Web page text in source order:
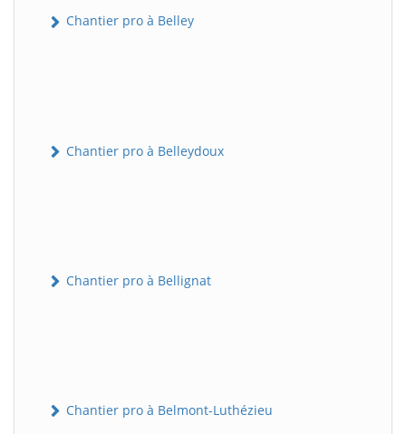
Chantier pro à Belley
Chantier pro à Belleydoux
Chantier pro à Bellignat
Chantier pro à Belmont-Luthézieu